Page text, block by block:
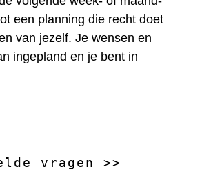
een planning die recht doet
van jezelf. Je wensen en
ingepland en je bent in
vragen >>